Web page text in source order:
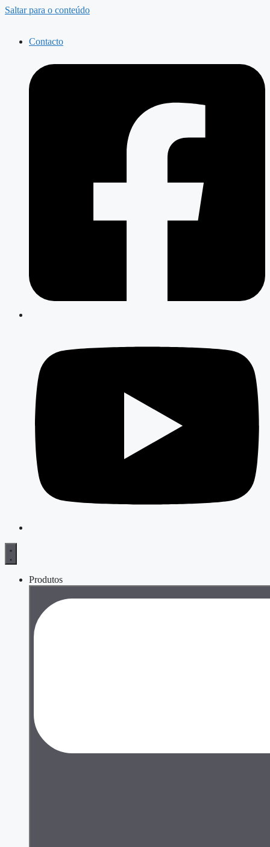
Saltar para o conteúdo
Contacto
Produtos